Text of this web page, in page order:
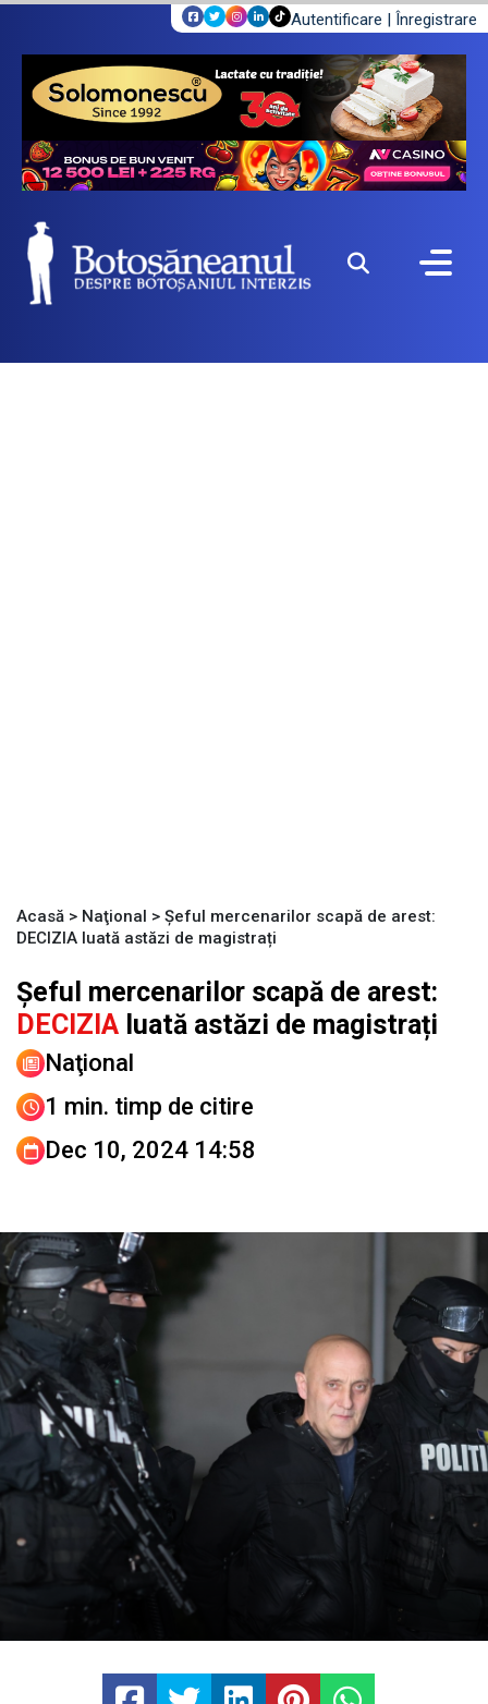
Autentificare | Înregistrare
Acasă > Naţional > Șeful mercenarilor scapă de arest:
DECIZIA luată astăzi de magistrați
Șeful mercenarilor scapă de arest:
DECIZIA luată astăzi de magistrați
Naţional
1 min. timp de citire
Dec 10, 2024 14:58